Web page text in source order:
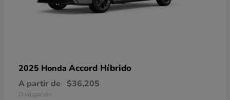
2025 Honda Accord Híbrido
A partir de $36,205
Divulgación